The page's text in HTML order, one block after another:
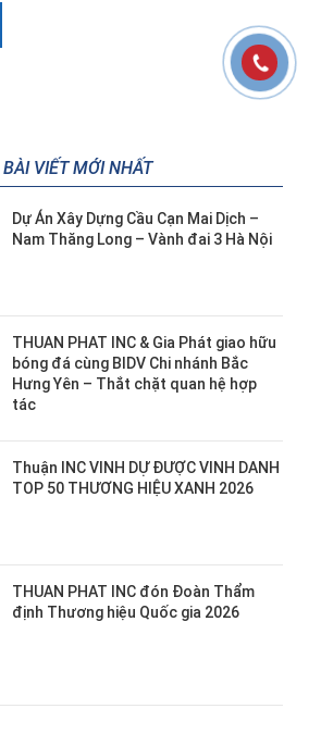
BÀI VIẾT MỚI NHẤT
Dự Án Xây Dựng Cầu Cạn Mai Dịch –
Nam Thăng Long – Vành đai 3 Hà Nội
THUAN PHAT INC & Gia Phát giao hữu
bóng đá cùng BIDV Chi nhánh Bắc
Hưng Yên – Thắt chặt quan hệ hợp
tác
Thuận INC VINH DỰ ĐƯỢC VINH DANH
TOP 50 THƯƠNG HIỆU XANH 2026
THUAN PHAT INC đón Đoàn Thẩm
định Thương hiệu Quốc gia 2026